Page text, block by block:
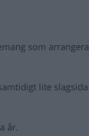
som
lite
år.